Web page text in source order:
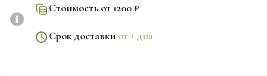
Стоимость от 1200 ₽
Срок доставки от 1 дня